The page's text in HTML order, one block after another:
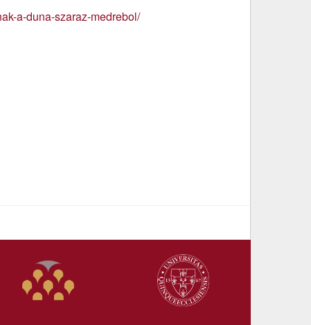
a-duna-szaraz-medrebol/